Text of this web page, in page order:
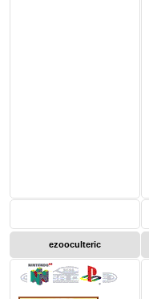
ezooculteric